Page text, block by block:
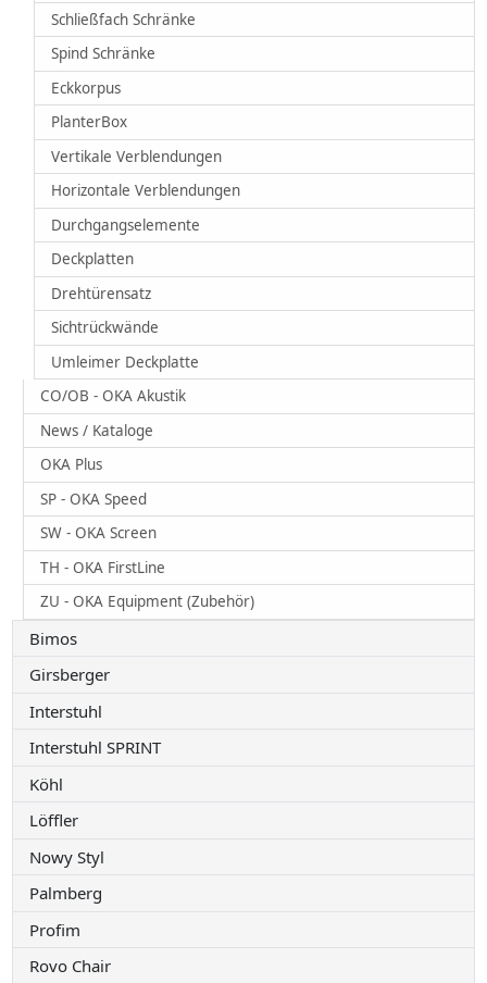
Schließfach Schränke
Spind Schränke
Eckkorpus
PlanterBox
Vertikale Verblendungen
Horizontale Verblendungen
Durchgangselemente
Deckplatten
Drehtürensatz
Sichtrückwände
Umleimer Deckplatte
CO/OB - OKA Akustik
News / Kataloge
OKA Plus
SP - OKA Speed
SW - OKA Screen
TH - OKA FirstLine
ZU - OKA Equipment (Zubehör)
Bimos
Girsberger
Interstuhl
Interstuhl SPRINT
Köhl
Löffler
Nowy Styl
Palmberg
Profim
Rovo Chair